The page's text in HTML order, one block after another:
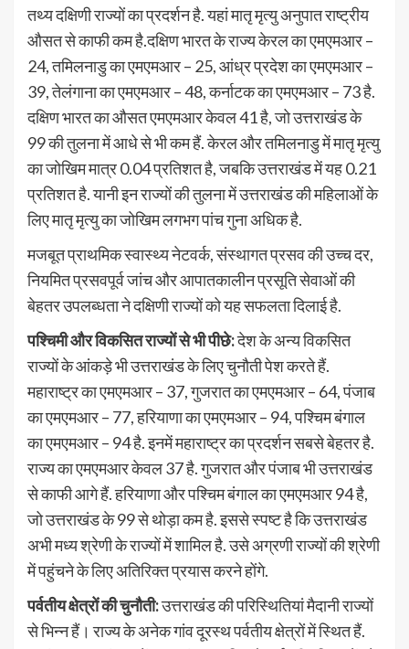
तथ्य दक्षिणी राज्यों का प्रदर्शन है. यहां मातृ मृत्यु अनुपात राष्ट्रीय
औसत से काफी कम है.दक्षिण भारत के राज्य केरल का एमएमआर –
24, तमिलनाडु का एमएमआर – 25, आंध्र प्रदेश का एमएमआर –
39, तेलंगाना का एमएमआर – 48, कर्नाटक का एमएमआर – 73 है.
दक्षिण भारत का औसत एमएमआर केवल 41 है, जो उत्तराखंड के
99 की तुलना में आधे से भी कम हैं. केरल और तमिलनाडु में मातृ मृत्यु
का जोखिम मात्र 0.04 प्रतिशत है, जबकि उत्तराखंड में यह 0.21
प्रतिशत है. यानी इन राज्यों की तुलना में उत्तराखंड की महिलाओं के
लिए मातृ मृत्यु का जोखिम लगभग पांच गुना अधिक है.
मजबूत प्राथमिक स्वास्थ्य नेटवर्क, संस्थागत प्रसव की उच्च दर,
नियमित प्रसवपूर्व जांच और आपातकालीन प्रसूति सेवाओं की
बेहतर उपलब्धता ने दक्षिणी राज्यों को यह सफलता दिलाई है.
पश्चिमी और विकसित राज्यों से भी पीछे:देश के अन्य विकसित
राज्यों के आंकड़े भी उत्तराखंड के लिए चुनौती पेश करते हैं.
महाराष्ट्र का एमएमआर – 37, गुजरात का एमएमआर – 64, पंजाब
का एमएमआर – 77, हरियाणा का एमएमआर – 94, पश्चिम बंगाल
का एमएमआर – 94 है. इनमें महाराष्ट्र का प्रदर्शन सबसे बेहतर है.
राज्य का एमएमआर केवल 37 है. गुजरात और पंजाब भी उत्तराखंड
से काफी आगे हैं. हरियाणा और पश्चिम बंगाल का एमएमआर 94 है,
जो उत्तराखंड के 99 से थोड़ा कम है. इससे स्पष्ट है कि उत्तराखंड
अभी मध्य श्रेणी के राज्यों में शामिल है. उसे अग्रणी राज्यों की श्रेणी
में पहुंचने के लिए अतिरिक्त प्रयास करने होंगे.
पर्वतीय क्षेत्रों की चुनौती:उत्तराखंड की परिस्थितियां मैदानी राज्यों
से भिन्न हैं। राज्य के अनेक गांव दूरस्थ पर्वतीय क्षेत्रों में स्थित हैं.